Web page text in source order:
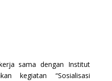
sama dengan Institut
kegiatan “Sosialisasi